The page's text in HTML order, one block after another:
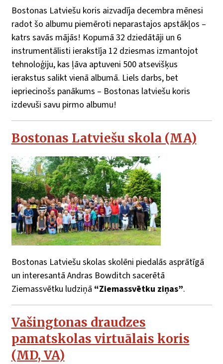
Bostonas Latviešu koris aizvadīja decembra mēnesi
radot šo albumu piemēroti neparastajos apstākļos –
katrs savās mājās! Kopumā 32 dziedātāji un 6
instrumentālisti ierakstīja 12 dziesmas izmantojot
tehnoloģiju, kas ļāva aptuveni 500 atsevišķus
ierakstus salikt vienā albumā. Liels darbs, bet
iepriecinošs panākums – Bostonas latviešu koris
izdevuši savu pirmo albumu!
Bostonas Latviešu skola (MA)
Bostonas Latviešu skolas skolēni piedalās asprātīgā
un interesantā Andras Bowditch sacerētā
Ziemassvētku ludziņā “Ziemassvētku ziņas”.
Vašingtonas draudzes
pamatskolas virtuālais koris
(MD, VA)